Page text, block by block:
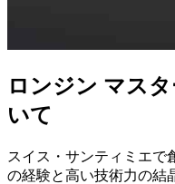
ロンジン マス
いて
スイス・サンティミエで
の経験と高い技術力の結